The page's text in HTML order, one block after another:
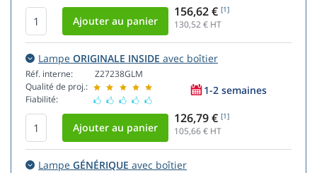
156,62 € [1]
130,52€ HT
Lampe ORIGINALE INSIDE avec boîtier
Réf. interne:
Qualité de proj.:
Fiabilité:
Z27238GLM
1-2 semaines
126,79 € [1]
105,66€ HT
Lampe GÉNÉRIQUE avec boîtier